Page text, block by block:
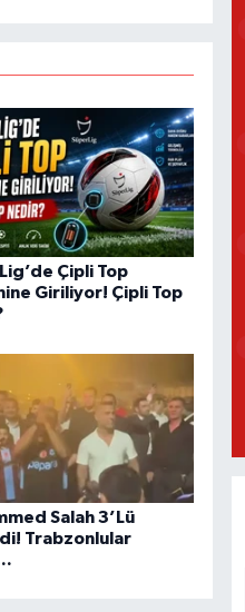
Çipli Top
Giriliyor! Çipli Top
Salah 3’Lü
Trabzonlular